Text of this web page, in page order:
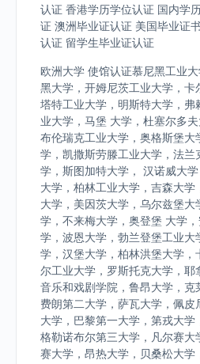
认证 香港学历学位认证 国内学
证 澳洲毕业证认证 美国毕业证
认证 留学生毕业证认证
欧洲大学 使馆认证慕尼黑工业
黑大学，开姆尼茨工业大学，卡
塔特工业大学，明斯特大学，弗
业大学，马堡 大学，杜塞尔多
布伦瑞克工业大学，奥格斯堡大
学，凯撒斯劳滕工业大学，法兰
学，斯图加特大学， 汉诺威大
大学，柏林工业大学，吉森大
大学，美因茨大学，乌尔兹堡大
学，不来梅大学，奥登堡 大学
学，波恩大学，勃兰登堡工业大
学，汉堡大学，柏林洪堡大学，
尔工业大学，罗斯托克大学，耶
音乐和戏剧学院，鲁昂大学，克
费朗第二大学，萨瓦大学，佩
大学，巴黎第一大学，第戎大学
格勒诺布尔第三大学，凡尔赛大
赛大学，昂热大学，贝桑松大学